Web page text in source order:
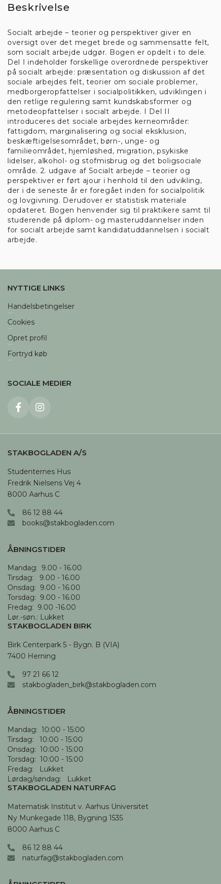
Kun nødvendige cookies
ACCEPTER ALLE
Vis detaljer
Nødvendige Funktionelle
Statistiske Marketing
Beskrivelse
Socialt arbejde – teorier og perspektiver giver en
oversigt over det meget brede og sammensatte felt,
som socialt arbejde udgør. Bogen er opdelt i to dele.
Del I indeholder forskellige overordnede perspektiver
på socialt arbejde: præsentation og diskussion af det
sociale arbejdes felt, teorier om sociale problemer,
medborgeropfattelser i socialpolitikken, udviklingen i
den retlige regulering samt kundskabsformer og
metodeopfattelser i socialt arbejde. I Del II
introduceres det sociale arbejdes kerneområder:
fattigdom, marginalisering og social eksklusion,
beskæftigelsesområdet, børn-, unge- og
familieområdet, hjemløshed, migration, psykiske
lidelser, alkohol- og stofmisbrug og det boligsociale
område. 2. udgave af Socialt arbejde – teorier og
perspektiver er ført ajour i henhold til den udvikling,
der i de seneste år er foregået inden for socialpolitik
og lovgivning. Derudover er statistisk materiale
opdateret. Bogen henvender sig til praktikere samt til
studerende på diplom- og masteruddannelser inden
for socialt arbejde samt kandidatuddannelsen i socialt
arbejde.
NYTTIGE LINKS
Handelsbetingelser
Cookies
Opret profil
Fortryd køb
SOCIALE MEDIER
STAKBOGLADEN A/S
Studenternes Hus
Fredrik Nielsens Vej 4
8000 Aarhus C
86 12 88 44
books@stakbogladen.com
ÅBNINGSTIDER
Mandag:  9.00 - 16.00
Tirsdag:   9.00 - 16.00
Onsdag:  9.00 - 16.00
Torsdag:  9.00 - 16.00
Fredag:  9.00 -16.00
Lør.-søn.: Lukket
STAKBOGLADEN BIRK
Birk Centerpark 5 - Bygn. B (VIA)
7400 Herning
97 21 66 12
stakbogladen_birk@stakbogladen.com
ÅBNINGSTIDER
Mandag:  10:00 - 15:00
Tirsdag:   10:00 - 15:00
Onsdag:  10:00 - 15:00
Torsdag:  10:00 - 15:00
Fredag:   Lukket
Lørdag/søndag:   Lukket
STAKBOGLADEN NATURFAG
Matematisk Institut v. Aarhus Universitet
Ny Munkegade 118, Bygning 1535
8000 Aarhus C
86 12 88 44
naturfag@stakbogladen.com